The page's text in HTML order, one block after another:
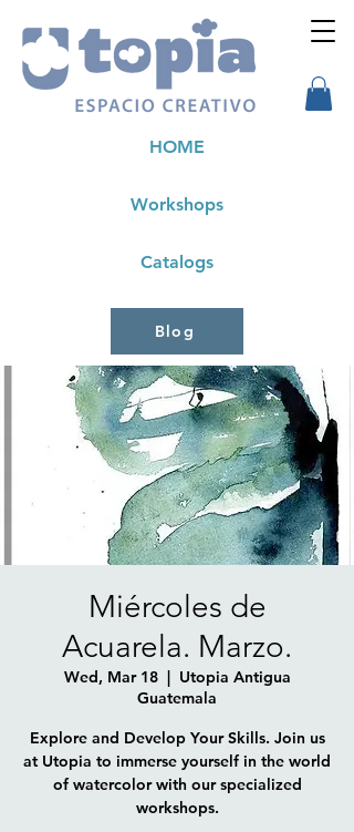
Workshops
HOME
Catalogs
Blog
Miércoles de
Acuarela. Marzo.
Wed, Mar 18
  |
Utopia Antigua
Guatemala
Explore and Develop Your Skills. Join us
at Utopia to immerse yourself in the world
of watercolor with our specialized
workshops.